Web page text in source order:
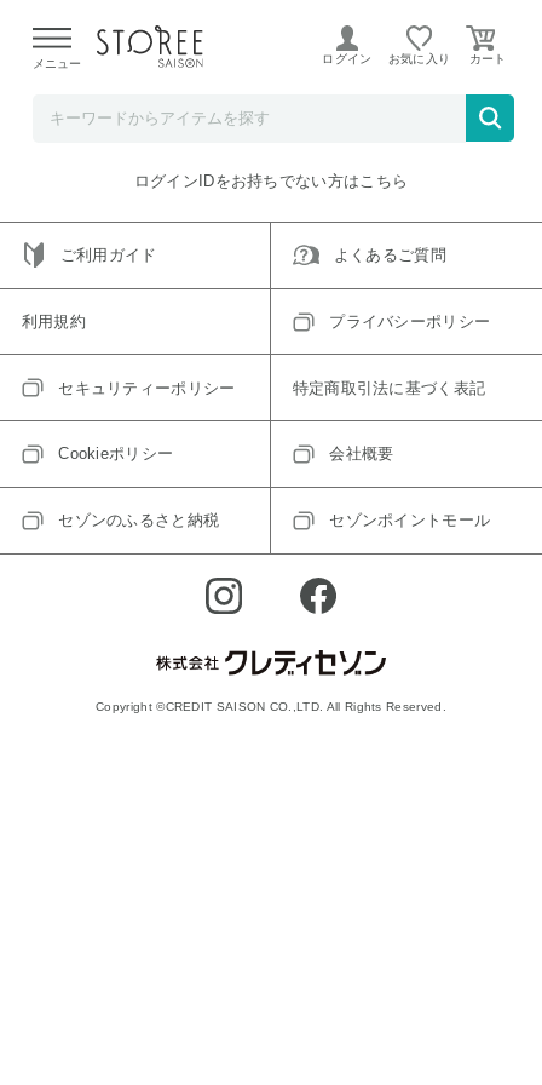
よる配送遅延が発生しております。
メニュー ログイン お気に入り
ご指定のアイテムは取り扱い終了、またはただいま取り扱い
トップへ戻る
ログインIDをお持ちでない方はこちら
ご利用ガイド よくあるご質問
利用規約 プライバシーポリシー
セキュリティーポリシー 特定商取引法に基づく表記
Cookieポリシー 会社概要
セゾンのふるさと納税 セゾンポイントモール
Copyright ©CREDIT SAISON CO.,LTD. All Rights Reserved.